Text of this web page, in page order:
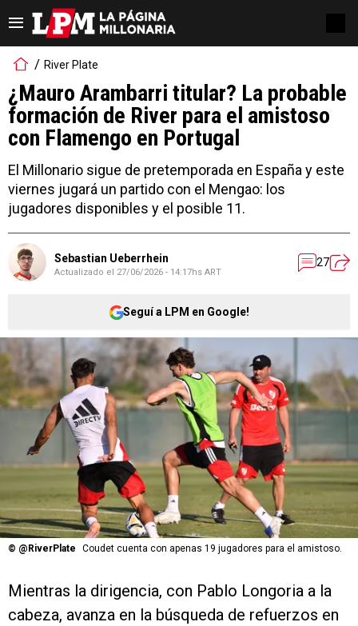
River Plate
¿Mauro Arambarri titular? La probable
formación de River para el amistoso
con Flamengo en Portugal
El Millonario sigue de pretemporada en España y este
viernes jugará un partido con el Mengao: los
jugadores disponibles y el posible 11.
Sebastian Ueberrhein
Actualizado el 27/06/2026 - 14:17hs ART
27
Seguí a LPM en Google!
© @RiverPlate Coudet cuenta con apenas 19 jugadores para el amistoso.
Mientras la dirigencia, con Pablo Longoria a la
cabeza, avanza en la búsqueda de refuerzos en